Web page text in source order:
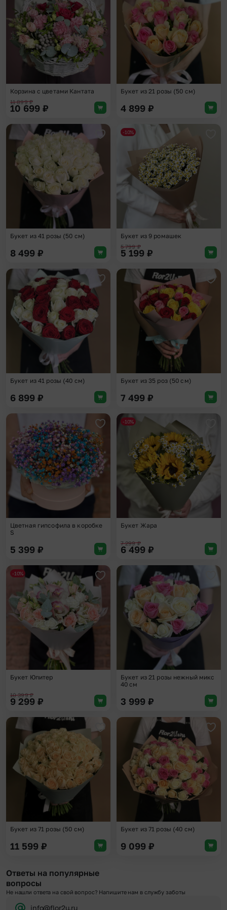
Корзина с цветами Кантата
11 899₽
10 699 ₽
Букет из 21 розы (50 см)
4 899 ₽
Добавить в избранное
Букет из 41 розы (50 см)
8 499 ₽
-10%
Букет из 9 ромашек
5 799₽
5 199 ₽
Добавить в избранное
Букет из 41 розы (40 см)
6 899 ₽
Букет из 35 роз (50 см)
7 499 ₽
Добавить в избранное
Цветная гипсофила в коробке
S
5 399 ₽
-10%
Букет Жара
7 299₽
6 499 ₽
Добавить в избранное
-10%
Букет Юпитер
10 399₽
9 299 ₽
Букет из 21 розы нежный микс
40 см
3 999 ₽
Добавить в избранное
Букет из 71 розы (50 см)
11 599 ₽
Букет из 71 розы (40 см)
9 099 ₽
Ответы на популярные
вопросы
Не нашли ответа на свой вопрос? Напишите нам в службу заботы
info@flor2u.ru